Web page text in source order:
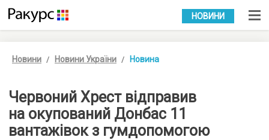
УКР РУС
НОВИНИ
Новини Новини України Новина
Червоний Хрест відправив
на окупований Донбас 11
вантажівок з гумдопомогою